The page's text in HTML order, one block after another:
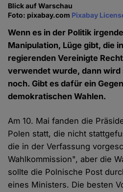
Blick auf Warschau
Foto: pixabay.com Pixabay
Wenn es in der Politik
Manipulation, Lüge gibt, die
regierenden Vereinigte
verwendet wurde, dann wird
noch. Gibt es dafür ein
demokratischen Wahlen.
Am 10. Mai fanden die
Polen statt, die nicht
die in der Verfassung
Wahlkommission", aber die
sollte die Polnische Post
eines Ministers. Die besten